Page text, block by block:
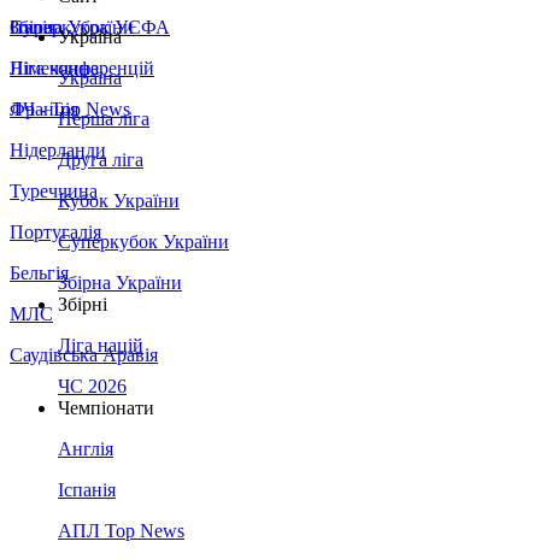
Збірна України
Італія
Німеччина
Франція
Нідерланди
Туреччина
Португалія
Бельгія
МЛС
Саудівська Аравія
Суперкубок УЄФА
Ліга конференцій
ЛЧ - Top News
Україна
Україна
Перша ліга
Друга ліга
Кубок України
Суперкубок України
Збірна України
Збірні
Ліга націй
ЧС 2026
Чемпіонати
Англія
Іспанія
АПЛ Top News